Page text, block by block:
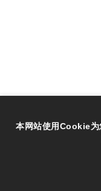
本网站使用Cookie为